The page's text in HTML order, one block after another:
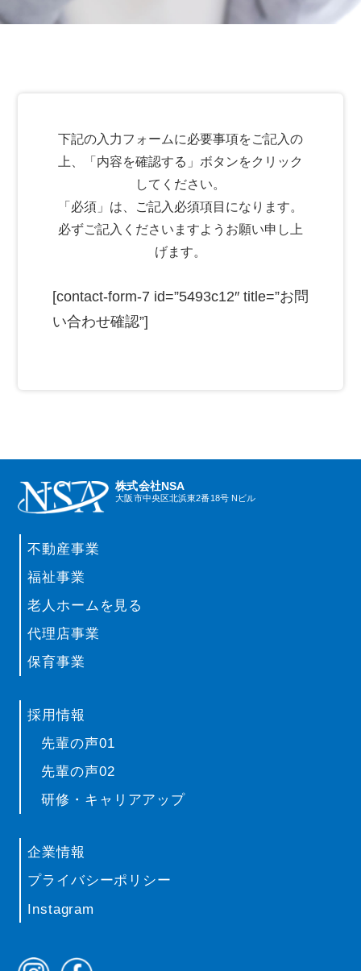
下記の⼊⼒フォームに必要事項をご記⼊の
上、「内容を確認する」ボタンをクリック
してください。
「必須」は、ご記⼊必須項⽬になります。
必ずご記⼊くださいますようお願い申し上
げます。
[contact-form-7 id=”5493c12″ title=”お問
い合わせ確認”]
株式会社NSA
大阪市中央区北浜東2番18号 Nビル
不動産事業
福祉事業
老人ホームを見る
代理店事業
保育事業
採用情報
先輩の声01
先輩の声02
研修・キャリアアップ
企業情報
プライバシーポリシー
Instagram